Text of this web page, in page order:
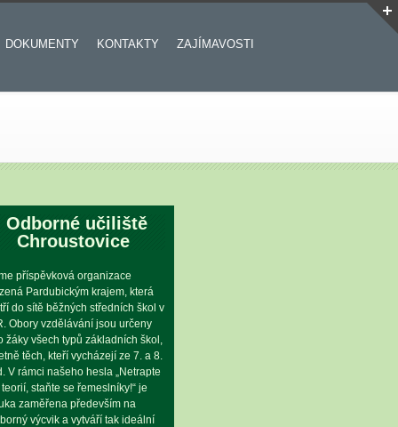
DOKUMENTY KONTAKTY ZAJÍMAVOSTI
Odborné učiliště
Chroustovice
příspěvková organizace
Pardubickým krajem, která
do sítě běžných středních škol v
Obory vzdělávání jsou určeny
žáky všech typů základních škol,
těch, kteří vycházejí ze 7. a 8.
V rámci našeho hesla „Netrapte
staňte se řemeslníky!“ je
zaměřena především na
výcvik a vytváří tak ideální